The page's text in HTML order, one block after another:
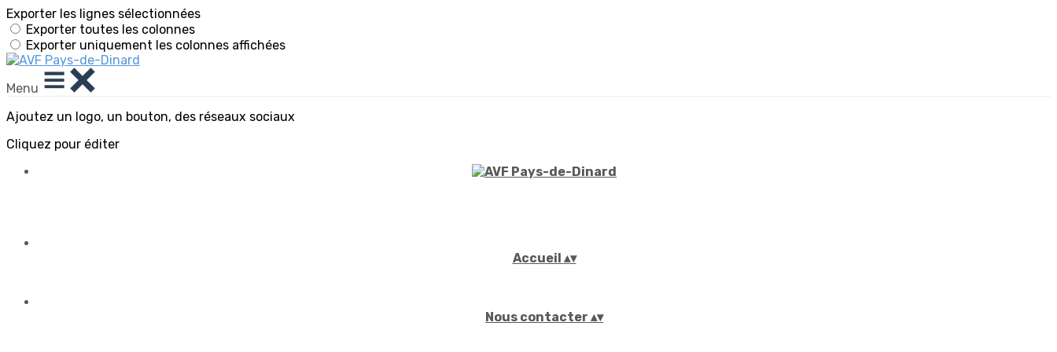
Exporter les lignes sélectionnées
Exporter toutes les colonnes
Exporter uniquement les colonnes affichées
Menu
Ajoutez un logo, un bouton, des réseaux sociaux
Cliquez pour éditer
Accueil ▴▾
Nous contacter ▴▾